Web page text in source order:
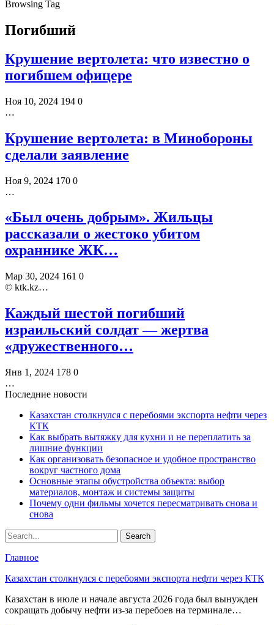
Browsing Tag
Погибший
Крушение вертолета: что известно о
погибшем офицере
Ноя 10, 2024 194 0
…
Крушение вертолета: в Минобороны
сделали заявление
Ноя 9, 2024 170 0
…
«Был очень добрым». Жильцы
рассказали о жестоко убитом
охраннике ЖК…
Мар 30, 2024 161 0
©️ ktk.kz…
Каждый шестой погибший
израильский солдат — жертва
«дружественного…
Янв 1, 2024 178 0
…
Последние новости
Казахстан столкнулся с перебоями экспорта нефти через
КТК
Как выбрать вытяжку для кухни и не переплатить за
лишние функции
Как организовать безопасное и удобное пространство
вокруг частного дома
Основные этапы обустройства объекта: выбор
материалов, монтаж и системы защиты
Почему одни фильмы хочется пересматривать снова и
снова
Главное
Казахстан столкнулся с перебоями экспорта нефти через КТК
Казахстан в июле и начале августа 2026 года был вынужден
сокращать добычу нефти из-за перебоев на терминале…